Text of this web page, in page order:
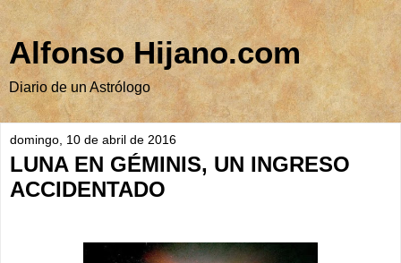
Alfonso Hijano.com
Diario de un Astrólogo
domingo, 10 de abril de 2016
LUNA EN GÉMINIS, UN INGRESO
ACCIDENTADO